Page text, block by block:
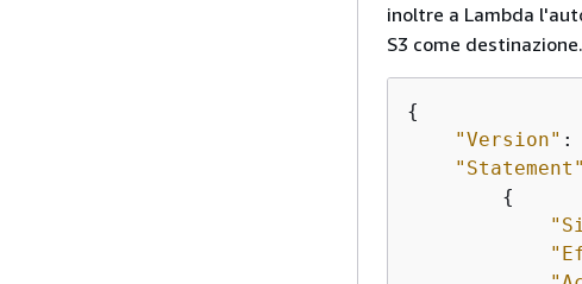
inoltre a Lambda
S3 come destinazione.
{
"Version" :
"Statement"
{